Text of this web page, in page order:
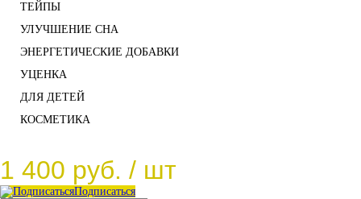
ТЕЙПЫ
УЛУЧШЕНИЕ СНА
ЭНЕРГЕТИЧЕСКИЕ ДОБАВКИ
УЦЕНКА
ДЛЯ ДЕТЕЙ
КОСМЕТИКА
1 400 руб. / шт
Подписаться